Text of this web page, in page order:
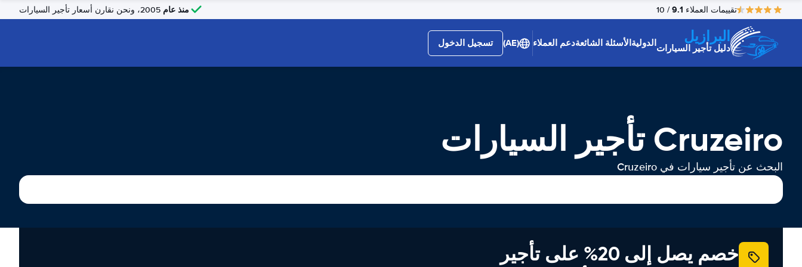
تقييمات العملاء 9.1
/ 10 منذ عام
البرازيل
دليل تأجير السياراتالدوليةالأسئلة الشائعةدعم العملاء (AE) تسجيل الدخول
Cruzeiro تأجير السيارات
البحث عن تأجير سيارات في Cruzeiro
خصم يصل إلى 20% على تأجير